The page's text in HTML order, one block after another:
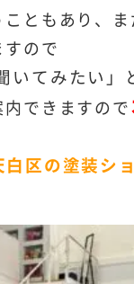
ともあり、ま
すので
いてみたい」
内できますので
白区の塗装シ